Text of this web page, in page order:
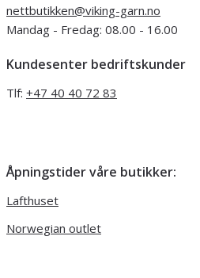
nettbutikken@viking-garn.no
Mandag - Fredag: 08.00 - 16.00
Kundesenter bedriftskunder
Tlf: +47 40 40 72 83
Åpningstider våre butikker:
Lafthuset
Norwegian outlet